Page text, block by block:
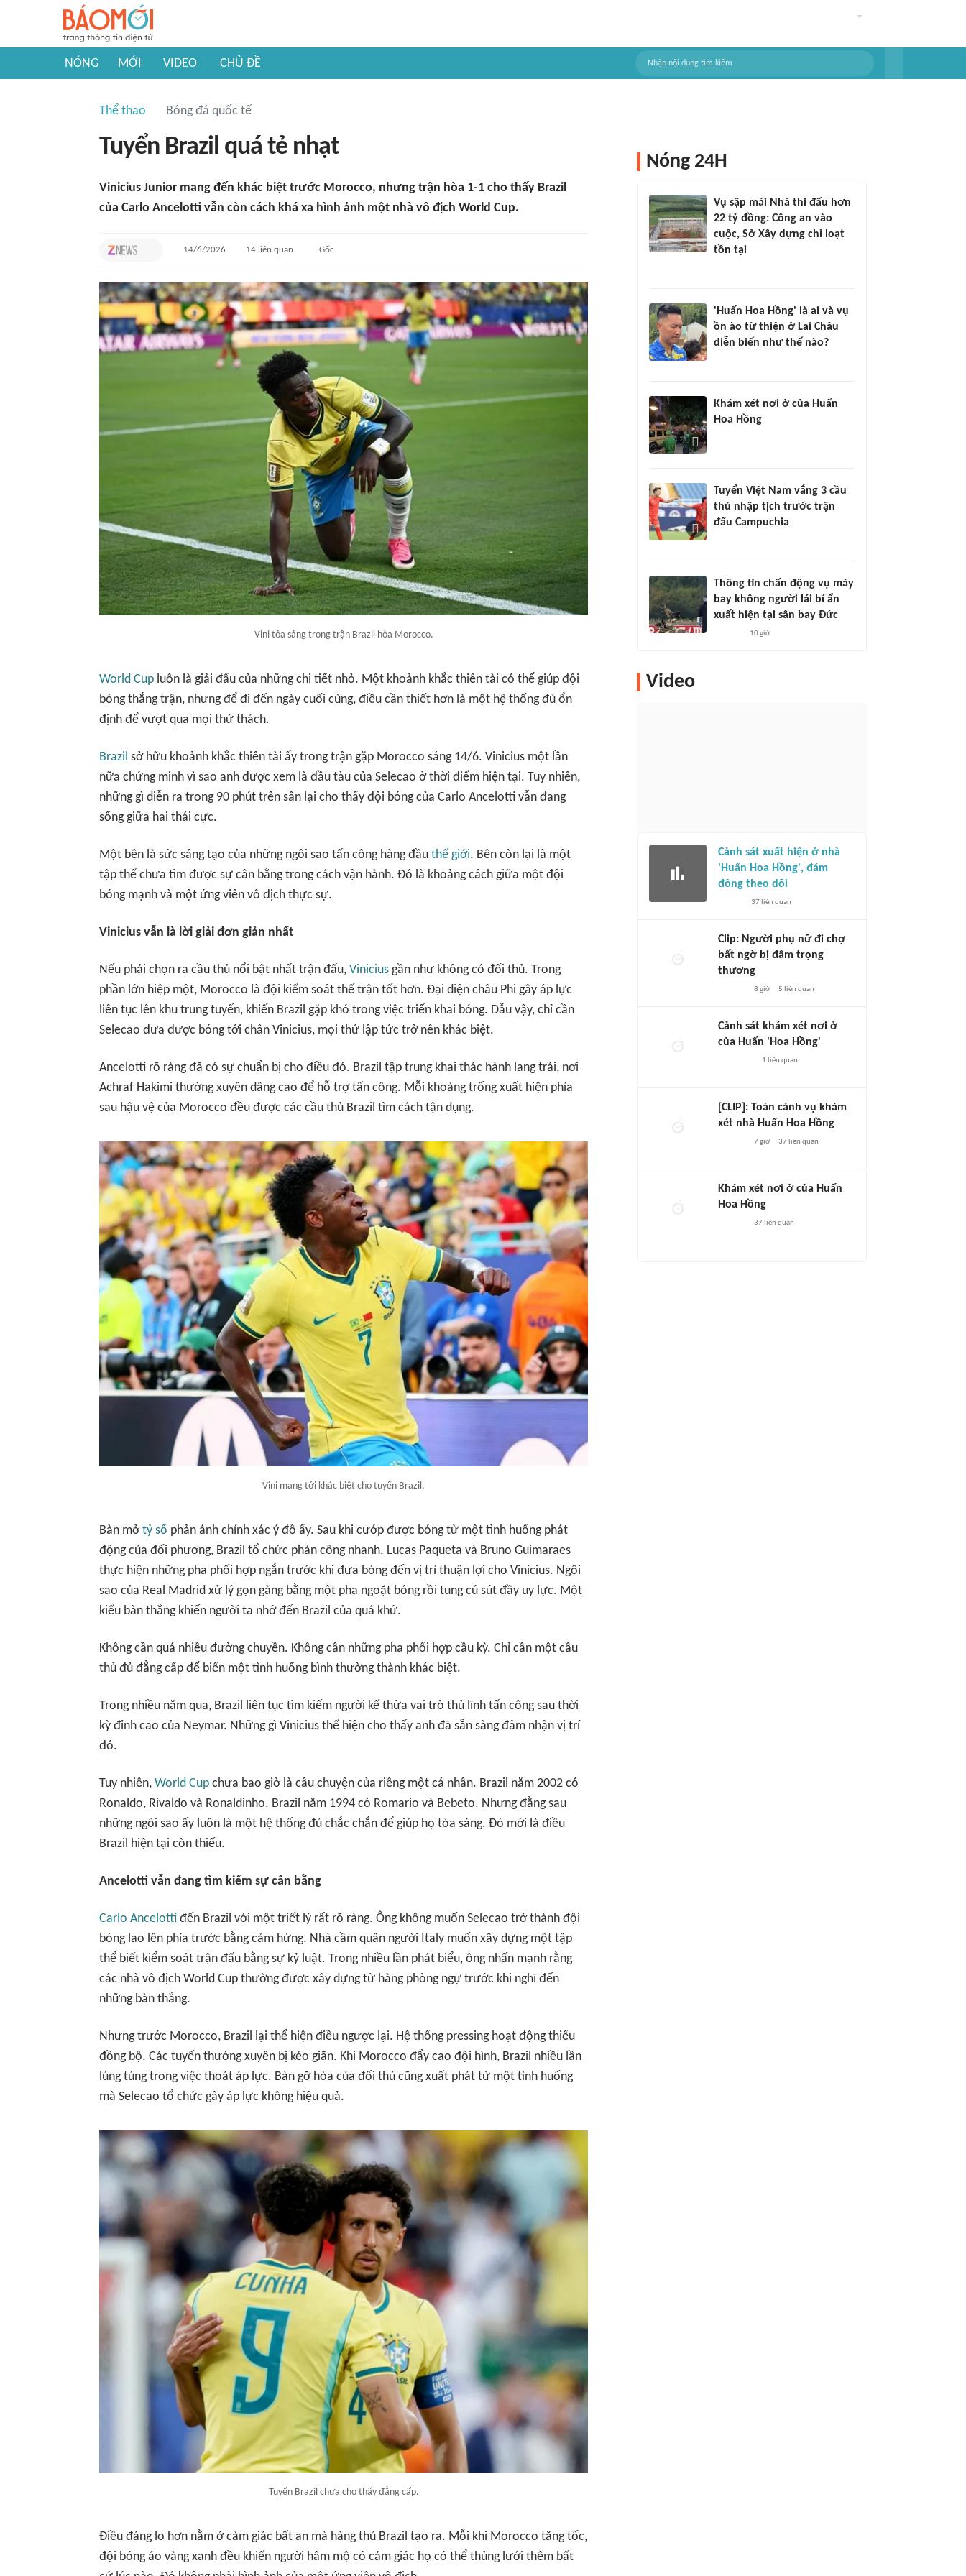
NÓNG MỚI VIDEO CHỦ ĐỀ
Thể thao Bóng đá quốc tế
Tuyển Brazil quá tẻ nhạt
Vinicius Junior mang đến khác biệt trước Morocco, nhưng trận hòa 1-1 cho thấy Brazil
của Carlo Ancelotti vẫn còn cách khá xa hình ảnh một nhà vô địch World Cup.
14/6/2026 14 liên quan Gốc
Vini tỏa sáng trong trận Brazil hòa Morocco.
World Cup luôn là giải đấu của những chi tiết nhỏ. Một khoảnh khắc thiên tài có thể giúp đội
bóng thắng trận, nhưng để đi đến ngày cuối cùng, điều cần thiết hơn là một hệ thống đủ ổn
định để vượt qua mọi thử thách.
Brazil sở hữu khoảnh khắc thiên tài ấy trong trận gặp Morocco sáng 14/6. Vinicius một lần
nữa chứng minh vì sao anh được xem là đầu tàu của Selecao ở thời điểm hiện tại. Tuy nhiên,
những gì diễn ra trong 90 phút trên sân lại cho thấy đội bóng của Carlo Ancelotti vẫn đang
sống giữa hai thái cực.
Một bên là sức sáng tạo của những ngôi sao tấn công hàng đầu thế giới. Bên còn lại là một
tập thể chưa tìm được sự cân bằng trong cách vận hành. Đó là khoảng cách giữa một đội
bóng mạnh và một ứng viên vô địch thực sự.
Vinicius vẫn là lời giải đơn giản nhất
Nếu phải chọn ra cầu thủ nổi bật nhất trận đấu, Vinicius gần như không có đối thủ. Trong
phần lớn hiệp một, Morocco là đội kiểm soát thế trận tốt hơn. Đại diện châu Phi gây áp lực
liên tục lên khu trung tuyến, khiến Brazil gặp khó trong việc triển khai bóng. Dẫu vậy, chỉ cần
Selecao đưa được bóng tới chân Vinicius, mọi thứ lập tức trở nên khác biệt.
Ancelotti rõ ràng đã có sự chuẩn bị cho điều đó. Brazil tập trung khai thác hành lang trái, nơi
Achraf Hakimi thường xuyên dâng cao để hỗ trợ tấn công. Mỗi khoảng trống xuất hiện phía
sau hậu vệ của Morocco đều được các cầu thủ Brazil tìm cách tận dụng.
Vini mang tới khác biệt cho tuyển Brazil.
Bàn mởtỷ số phản ánh chính xác ý đồ ấy. Sau khi cướp được bóng từ một tình huống phát
động của đối phương, Brazil tổ chức phản công nhanh. Lucas Paqueta và Bruno Guimaraes
thực hiện những pha phối hợp ngắn trước khi đưa bóng đến vị trí thuận lợi cho Vinicius. Ngôi
sao của Real Madrid xử lý gọn gàng bằng một pha ngoặt bóng rồi tung cú sút đầy uy lực. Một
kiểu bàn thắng khiến người ta nhớ đến Brazil của quá khứ.
Không cần quá nhiều đường chuyền. Không cần những pha phối hợp cầu kỳ. Chỉ cần một cầu
thủ đủ đẳng cấp để biến một tình huống bình thường thành khác biệt.
Trong nhiều năm qua, Brazil liên tục tìm kiếm người kế thừa vai trò thủ lĩnh tấn công sau thời
kỳ đỉnh cao của Neymar. Những gì Vinicius thể hiện cho thấy anh đã sẵn sàng đảm nhận vị trí
đó.
Tuy nhiên, World Cup chưa bao giờ là câu chuyện của riêng một cá nhân. Brazil năm 2002 có
Ronaldo, Rivaldo và Ronaldinho. Brazil năm 1994 có Romario và Bebeto. Nhưng đằng sau
những ngôi sao ấy luôn là một hệ thống đủ chắc chắn để giúp họ tỏa sáng. Đó mới là điều
Brazil hiện tại còn thiếu.
Ancelotti vẫn đang tìm kiếm sự cân bằng
Carlo Ancelotti đến Brazil với một triết lý rất rõ ràng. Ông không muốn Selecao trở thành đội
bóng lao lên phía trước bằng cảm hứng. Nhà cầm quân người Italy muốn xây dựng một tập
thể biết kiểm soát trận đấu bằng sự kỷ luật. Trong nhiều lần phát biểu, ông nhấn mạnh rằng
các nhà vô địch World Cup thường được xây dựng từ hàng phòng ngự trước khi nghĩ đến
những bàn thắng.
Nhưng trước Morocco, Brazil lại thể hiện điều ngược lại. Hệ thống pressing hoạt động thiếu
đồng bộ. Các tuyến thường xuyên bị kéo giãn. Khi Morocco đẩy cao đội hình, Brazil nhiều lần
lúng túng trong việc thoát áp lực. Bàn gỡ hòa của đối thủ cũng xuất phát từ một tình huống
mà Selecao tổ chức gây áp lực không hiệu quả.
Tuyển Brazil chưa cho thấy đẳng cấp.
Điều đáng lo hơn nằm ở cảm giác bất an mà hàng thủ Brazil tạo ra. Mỗi khi Morocco tăng tốc,
đội bóng áo vàng xanh đều khiến người hâm mộ có cảm giác họ có thể thủng lưới thêm bất
Nóng 24H
Vụ sập mái Nhà thi đấu hơn
22 tỷ đồng: Công an vào
cuộc, Sở Xây dựng chỉ loạt
tồn tại
'Huấn Hoa Hồng' là ai và vụ
ồn ào từ thiện ở Lai Châu
diễn biến như thế nào?
Khám xét nơi ở của Huấn
Hoa Hồng
Tuyển Việt Nam vắng 3 cầu
thủ nhập tịch trước trận
đấu Campuchia
Thông tin chấn động vụ máy
bay không người lái bí ẩn
xuất hiện tại sân bay Đức
10 giờ
Video
Cảnh sát xuất hiện ở nhà
'Huấn Hoa Hồng', đám
đông theo dõi
37liên quan
Clip: Người phụ nữ đi chợ
bất ngờ bị đâm trọng
thương
8 giờ 5 liên quan
Cảnh sát khám xét nơi ở
của Huấn 'Hoa Hồng'
1 liên quan
[CLIP]: Toàn cảnh vụ khám
xét nhà Huấn Hoa Hồng
7 giờ 37liên quan
Khám xét nơi ở của Huấn
Hoa Hồng
37liên quan